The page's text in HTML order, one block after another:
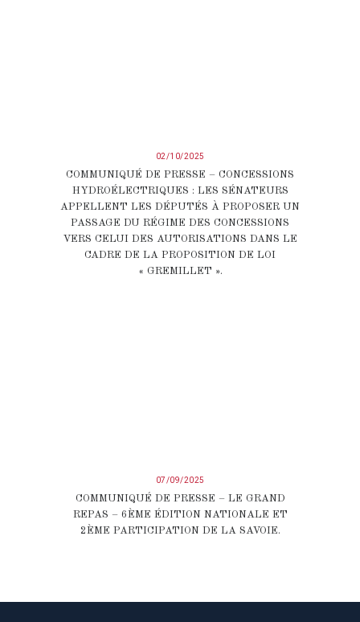
02/10/2025
COMMUNIQUÉ DE PRESSE – CONCESSIONS
HYDROÉLECTRIQUES : LES SÉNATEURS
APPELLENT LES DÉPUTÉS À PROPOSER UN
PASSAGE DU RÉGIME DES CONCESSIONS
VERS CELUI DES AUTORISATIONS DANS LE
CADRE DE LA PROPOSITION DE LOI
« GREMILLET ».
07/09/2025
COMMUNIQUÉ DE PRESSE – LE GRAND
REPAS – 6ÈME ÉDITION NATIONALE ET
2ÈME PARTICIPATION DE LA SAVOIE.